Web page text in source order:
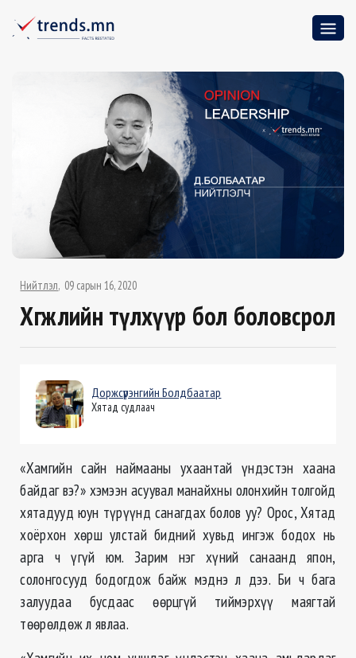
Нийтлэл 09 сарын 16, 2020
Хөгжлийн түлхүүр бол боловсрол
Доржсүрэнгийн Болдбаатар
Хятад судлаач
«Хамгийн сайн наймааны ухаантай үндэстэн хаана
байдаг вэ?» хэмээн асуувал манайхны олонхийн толгойд
хятадууд юун түрүүнд санагдах болов уу? Орос, Хятад
хоёрхон хөрш улстай бидний хувьд ингэж бодох нь
арга ч үгүй юм. Зарим нэг хүний санаанд япон,
солонгосууд бодогдож байж мэднэ л дээ. Би ч бага
залуудаа бусдаас өөрцгүй тиймэрхүү маягтай
төөрөлдөж л явлаа.